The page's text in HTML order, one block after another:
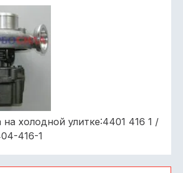
холодной улитке:4401 416 1 /
416-1